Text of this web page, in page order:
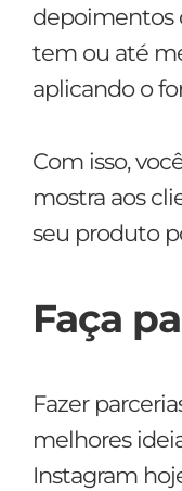
depoimentos
tem ou até
aplicando o
Com isso,
mostra aos
seu produto
Faça
Fazer
melhores
Instagram